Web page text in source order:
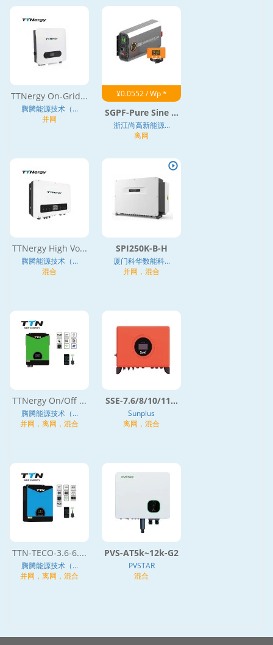
TTNergy On-Grid...
腾腾能源技术（...
并网
¥0.0552 / Wp *
SGPF-Pure Sine ...
浙江尚高新能源...
离网
TTNergy High Vo...
腾腾能源技术（...
混合
SPI250K-B-H
厦门科华数能科...
并网，混合
TTNergy On/Off ...
腾腾能源技术（...
并网，离网，混合
SSE-7.6/8/10/11...
Sunplus
离网，混合
TTN-TECO-3.6-6....
腾腾能源技术（...
并网，离网，混合
PVS-AT5k~12k-G2
PVSTAR
混合